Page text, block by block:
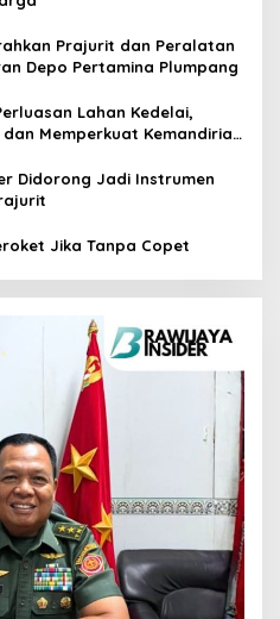
Prajurit dan Peralatan
Depo Pertamina Plumpang
Lahan Kedelai,
Memperkuat Kemandirian
Didorong Jadi Instrumen
Jika Tanpa Copet